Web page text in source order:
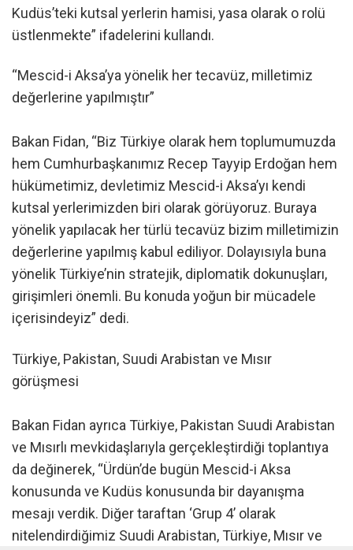
Kudüs’teki kutsal yerlerin hamisi, yasa olarak o rolü
üstlenmekte” ifadelerini kullandı.
“Mescid-i Aksa’ya yönelik her tecavüz, milletimiz
değerlerine yapılmıştır”
Bakan Fidan, “Biz Türkiye olarak hem toplumumuzda
hem Cumhurbaşkanımız Recep Tayyip Erdoğan hem
hükümetimiz, devletimiz Mescid-i Aksa’yı kendi
kutsal yerlerimizden biri olarak görüyoruz. Buraya
yönelik yapılacak her türlü tecavüz bizim milletimizin
değerlerine yapılmış kabul ediliyor. Dolayısıyla buna
yönelik Türkiye’nin stratejik, diplomatik dokunuşları,
girişimleri önemli. Bu konuda yoğun bir mücadele
içerisindeyiz” dedi.
Türkiye, Pakistan, Suudi Arabistan ve Mısır
görüşmesi
Bakan Fidan ayrıca Türkiye, Pakistan Suudi Arabistan
ve Mısırlı mevkidaşlarıyla gerçekleştirdiği toplantıya
da değinerek, “Ürdün’de bugün Mescid-i Aksa
konusunda ve Kudüs konusunda bir dayanışma
mesajı verdik. Diğer taraftan ‘Grup 4’ olarak
nitelendirdiğimiz Suudi Arabistan, Türkiye, Mısır ve